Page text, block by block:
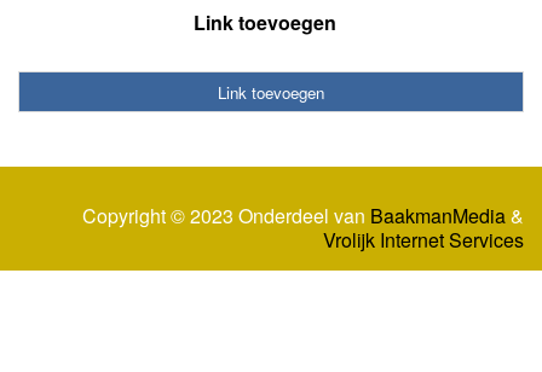
Link toevoegen
Link toevoegen
Copyright © 2023 Onderdeel van BaakmanMedia&
Vrolijk Internet Services